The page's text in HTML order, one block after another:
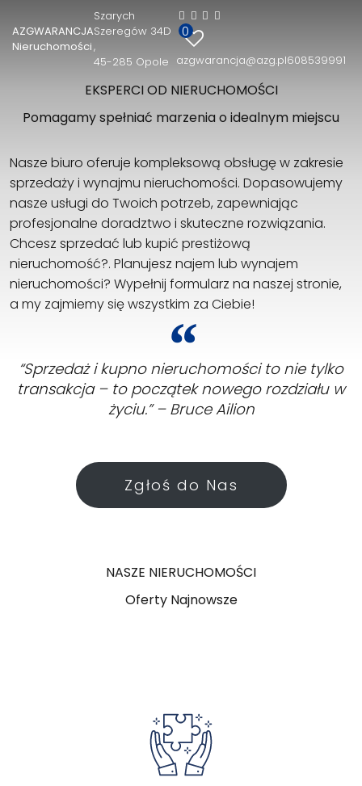
AZGWARANCJA
Nieruchomości
Szarych
Szeregów 34D
45-285 Opole
0
azgwarancja@azg.pl608539991
EKSPERCI OD NIERUCHOMOŚCI
Pomagamy spełniać marzenia o idealnym miejscu
Nasze biuro oferuje kompleksową obsługę w zakresie
sprzedaży i wynajmu nieruchomości. Dopasowujemy
nasze usługi do Twoich potrzeb, zapewniając
profesjonalne doradztwo i skuteczne rozwiązania.
Chcesz sprzedać lub kupić prestiżową
nieruchomość?. Planujesz najem lub wynajem
nieruchomości? Wypełnij formularz na naszej stronie,
a my zajmiemy się wszystkim za Ciebie!
“Sprzedaż i kupno nieruchomości to nie tylko
transakcja – to początek nowego rozdziału w
życiu.” – Bruce Ailion
Zgłoś do Nas
NASZE NIERUCHOMOŚCI
Oferty Najnowsze